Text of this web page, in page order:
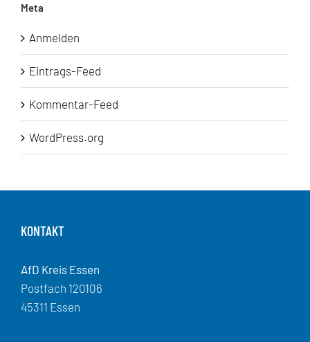
Meta
Anmelden
Eintrags-Feed
Kommentar-Feed
WordPress.org
KONTAKT
AfD Kreis Essen
Postfach 120106
45311 Essen